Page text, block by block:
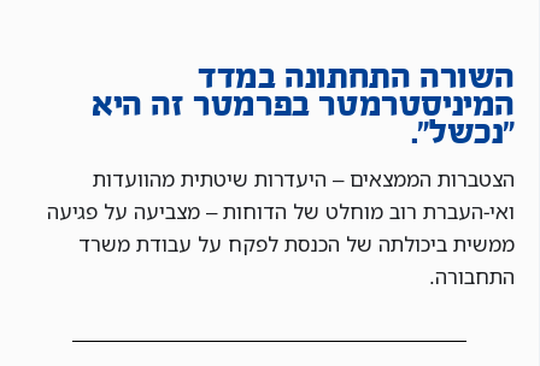
השורה התחתונה במדד
המיניסטרמטר בפרמטר זה היא
״נכשל״.
הצטברות הממצאים – היעדרות שיטתית מהוועדות
ואי-העברת רוב מוחלט של הדוחות – מצביעה על פגיעה
ממשית ביכולתה של הכנסת לפקח על עבודת משרד
התחבורה.